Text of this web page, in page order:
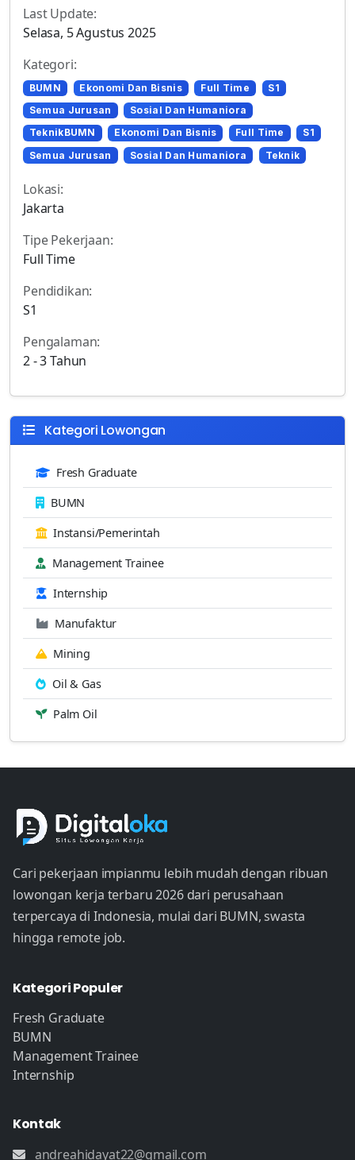
Last Update:
Selasa, 5 Agustus 2025
Kategori:
BUMN Ekonomi Dan Bisnis Full Time
S1
Semua Jurusan
Sosial Dan Humaniora
TeknikBUMN
Ekonomi Dan Bisnis Full Time
S1
Semua Jurusan
Sosial Dan Humaniora Teknik
Lokasi:
Jakarta
Tipe Pekerjaan:
Full Time
Pendidikan:
S1
Pengalaman:
2 - 3 Tahun
Kategori Lowongan
Fresh Graduate
BUMN
Instansi/Pemerintah
Management Trainee
Internship
Manufaktur
Mining
Oil & Gas
Palm Oil
Cari pekerjaan impianmu lebih mudah dengan ribuan
lowongan kerja terbaru 2026 dari perusahaan
terpercaya di Indonesia, mulai dari BUMN, swasta
hingga remote job.
Kategori Populer
Fresh Graduate
BUMN
Management Trainee
Internship
Kontak
andreahidayat22@gmail.com